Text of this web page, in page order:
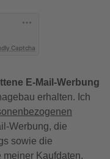
Captcha
E-Mail-Werbung
erhalten. Ich
Werbung, die
sowie die
meiner Kaufdaten,